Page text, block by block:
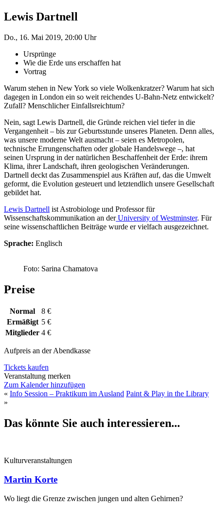
Lewis Dartnell
Do., 16. Mai 2019, 20:00 Uhr
Ursprünge
Wie die Erde uns erschaffen hat
Vortrag
Warum stehen in New York so viele Wolkenkratzer? Warum hat sich
dagegen in London ein so weit reichendes U-Bahn-Netz entwickelt?
Zufall? Menschlicher Einfallsreichtum?
Nein, sagt Lewis Dartnell, die Gründe reichen viel tiefer in die
Vergangenheit – bis zur Geburtsstunde unseres Planeten. Denn alles,
was unsere moderne Welt ausmacht – seien es Metropolen,
technische Errungenschaften oder globale Handelswege –, hat
seinen Ursprung in der natürlichen Beschaffenheit der Erde: ihrem
Klima, ihrer Landschaft, ihren geologischen Veränderungen.
Dartnell deckt das Zusammenspiel aus Kräften auf, das die Umwelt
geformt, die Evolution gesteuert und letztendlich unsere Gesellschaft
gebildet hat.
Lewis Dartnell ist Astrobiologe und Professor für
Wissenschaftskommunikation an derUniversity of Westminster. Für
seine wissenschaftlichen Beiträge wurde er vielfach ausgezeichnet.
Sprache: Englisch
Foto: Sarina Chamatova
Preise
Normal
8 €
Ermäßigt 5 €
Mitglieder 4 €
Aufpreis an der Abendkasse
Tickets kaufen
Veranstaltung merken
Zum Kalender hinzufügen
« Info Session – Praktikum im Ausland Paint & Play in the Library
»
Das könnte Sie auch interessieren...
Kulturveranstaltungen
Martin Korte
Wo liegt die Grenze zwischen jungen und alten Gehirnen?